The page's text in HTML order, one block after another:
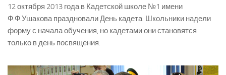
12 октября 2013 года в Кадетской школе №1 имени
Ф.Ф.Ушакова праздновали День кадета. Школьники надели
форму с начала обучения, но кадетами они становятся
только в день посвящения.